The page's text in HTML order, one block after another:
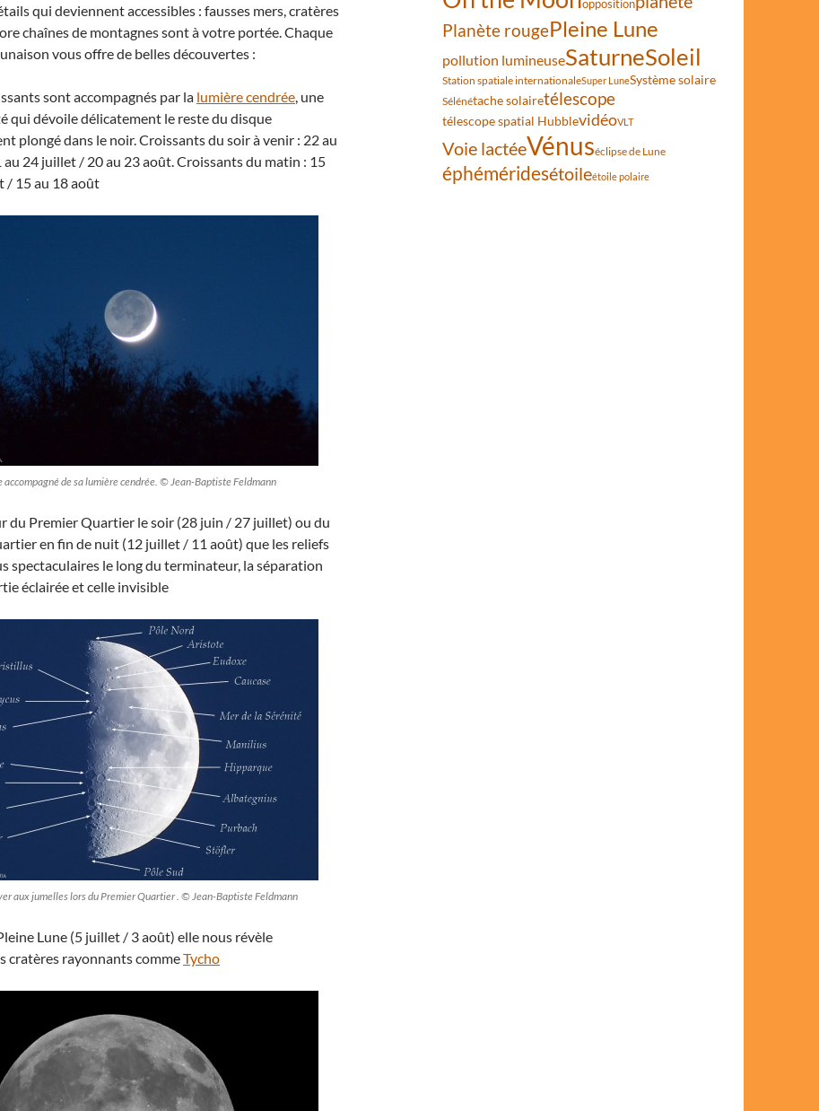
qui deviennent accessibles : fausses mers, cratères
chaînes de montagnes sont à votre portée. Chaque
vous offre de belles découvertes :
sont accompagnés par la lumière cendrée, une
qui dévoile délicatement le reste du disque
plongé dans le noir. Croissants du soir à venir : 22 au
au 24 juillet / 20 au 23 août. Croissants du matin : 15
/ 15 au 18 août
accompagné de sa lumière cendrée. © Jean-Baptiste Feldmann
du Premier Quartier le soir (28 juin / 27 juillet) ou du
en fin de nuit (12 juillet / 11 août) que les reliefs
spectaculaires le long du terminateur, la séparation
éclairée et celle invisible
aux jumelles lors du Premier Quartier . © Jean-Baptiste Feldmann
Lune (5 juillet / 3 août) elle nous révèle
cratères rayonnants commeTycho
opposition
Planète rougePleine Lune
pollution lumineuseSaturneSoleil
Station spatiale internationaleSuper LuneSystème solaire
Sélénétache solairetélescope
télescope spatial HubblevidéoVLT
Voie lactéeVénuséclipse de Lune
éphéméridesétoileétoile polaire